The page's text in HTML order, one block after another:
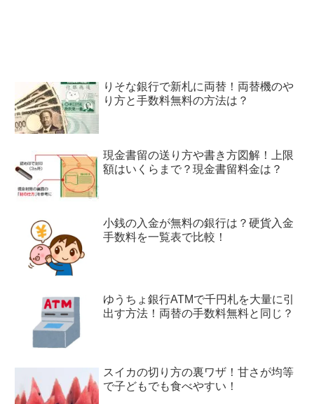
りそな銀行で新札に両替！両替機のや
り方と手数料無料の方法は？
現金書留の送り方や書き方図解！上限
額はいくらまで？現金書留料金は？
小銭の入金が無料の銀行は？硬貨入金
手数料を一覧表で比較！
ゆうちょ銀行ATMで千円札を大量に引
出す方法！両替の手数料無料と同じ？
スイカの切り方の裏ワザ！甘さが均等
で子どもでも食べやすい！